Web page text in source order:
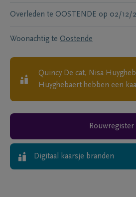
Overleden te OOSTENDE op 02/12/
Woonachtig te Oostende
Quincy De cat, Nisa
Huyghebaert hebben een
Rouwregister
Digitaal kaarsje branden